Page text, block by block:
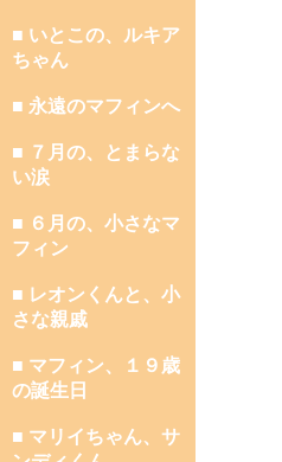
■ いとこの、ルキア
ちゃん
■ 永遠のマフィンへ
■ ７月の、とまらな
い涙
■ ６月の、小さなマ
フィン
■ レオンくんと、小
さな親戚
■ マフィン、１９歳
の誕生日
■ マリイちゃん、サ